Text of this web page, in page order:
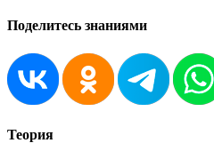
Поделитесь знаниями
Теория